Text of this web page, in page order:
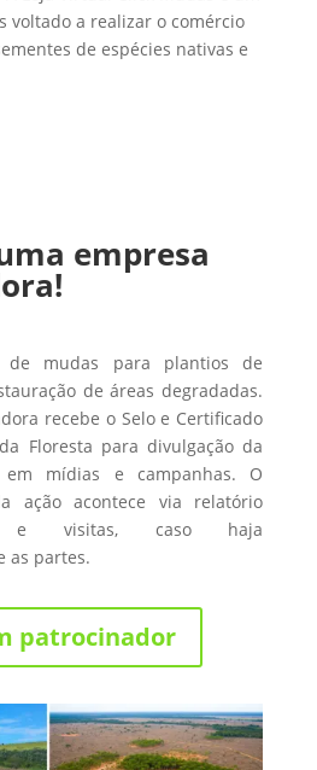
voltado a realizar o comércio
de espécies nativas e
empresa
de mudas para plantios de
de áreas degradadas.
recebe o Selo e Certificado
Floresta para divulgação da
em mídias e campanhas. O
ação acontece via relatório
e visitas, caso haja
as partes.
patrocinador